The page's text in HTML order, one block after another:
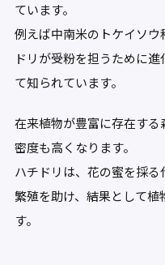
ています。
例えば中南米のトケイソ
ドリが受粉を担うために
て知られています。
在来植物が豊富に存在す
密度も高くなります。
ハチドリは、花の蜜を採
繁殖を助け、結果として
す。